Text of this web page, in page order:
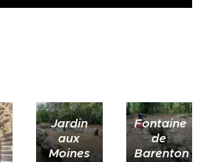
Jardin
aux
Moines
Fontaine
de
Barenton